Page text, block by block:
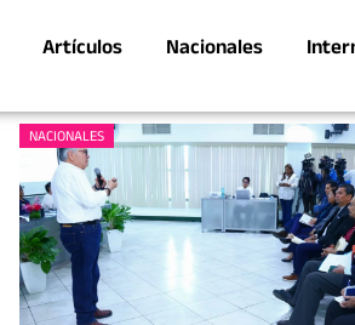
Artículos Nacionales
NACIONALES